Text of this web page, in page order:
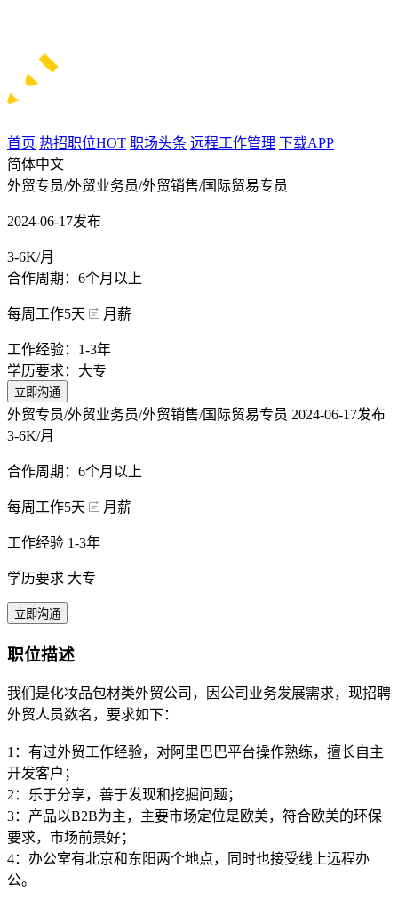
首页 热招职位HOT 职场头条 远程工作管理 下载APP
简体中文
外贸专员/外贸业务员/外贸销售/国际贸易专员
2024-06-17发布
3-6K/月
合作周期：6个月以上
每周工作5天 月薪
工作经验：1-3年
学历要求：大专
立即沟通
外贸专员/外贸业务员/外贸销售/国际贸易专员 2024-06-17发布
3-6K/月
合作周期：6个月以上
每周工作5天 月薪
工作经验 1-3年
学历要求 大专
立即沟通
职位描述
我们是化妆品包材类外贸公司，因公司业务发展需求，现招聘
外贸人员数名，要求如下：
1：有过外贸工作经验，对阿里巴巴平台操作熟练，擅长自主
开发客户；
2：乐于分享，善于发现和挖掘问题；
3：产品以B2B为主，主要市场定位是欧美，符合欧美的环保
要求，市场前景好；
4：办公室有北京和东阳两个地点，同时也接受线上远程办
公。